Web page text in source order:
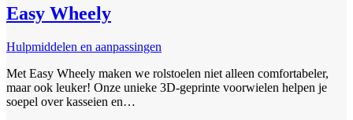
Easy Wheely
Hulpmiddelen en aanpassingen
Met Easy Wheely maken we rolstoelen niet alleen comfortabeler,
maar ook leuker! Onze unieke 3D-geprinte voorwielen helpen je
soepel over kasseien en…